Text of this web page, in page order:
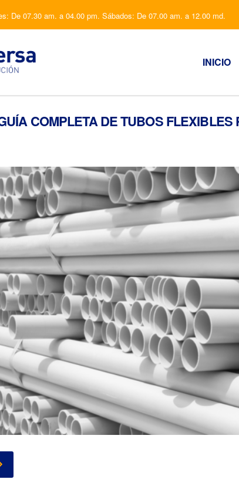
De 07.30 am. a 04.00 pm. Sábados: De 07.00 am. a 12.00 md.
INICIO
COMPLETA DE TUBOS